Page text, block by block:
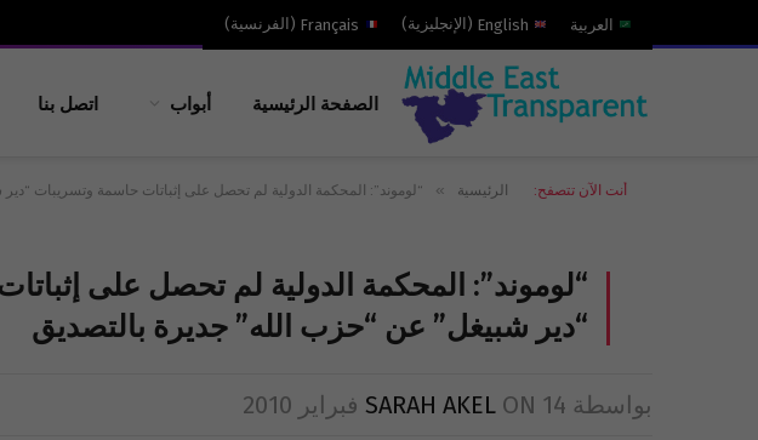
العربية English
( الإنجليزية)
Français
( الفرنسية)
الصفحة الرئيسية أبواب اتصل بنا
أنت الآن تتصفح: الرئيسية » “لوموند”: المحكمة الدولية لم تحصل على إثباتات حاسمة وتسريبات
“لوموند”: المحكمة الدولية لم تحصل على
“دير شبيغل” عن “حزب الله” جديرة بالتصديق
بواسطة SARAH AKEL ON 14 فبراير 2010